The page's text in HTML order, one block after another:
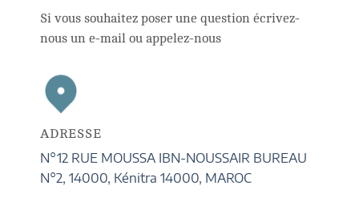
Si vous souhaitez poser une question écrivez-
nous un e-mail ou appelez-nous
ADRESSE
N°12 RUE MOUSSA IBN-NOUSSAIR BUREAU
N°2, 14000, Kénitra 14000, MAROC